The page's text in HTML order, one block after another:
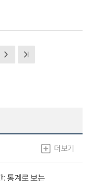
더보기
: 통계로 보는